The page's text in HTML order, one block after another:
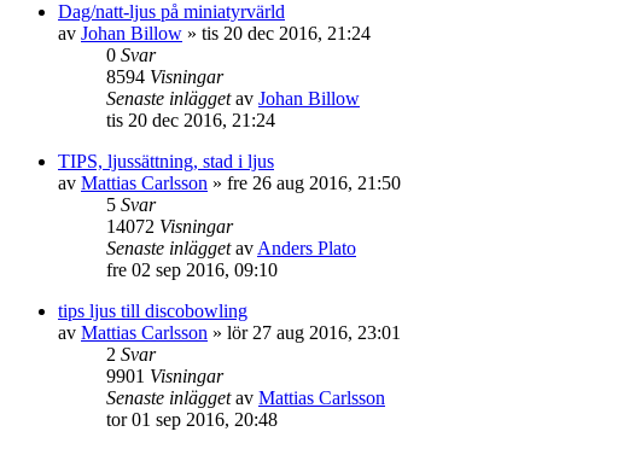
Dag/natt-ljus på miniatyrvärld
av Johan Billow » tis 20 dec 2016, 21:24
0 Svar
8594 Visningar
Senaste inläggetav Johan Billow
tis 20 dec 2016, 21:24
TIPS, ljussättning, stad i ljus
av Mattias Carlsson » fre 26 aug 2016, 21:50
5 Svar
14072 Visningar
Senaste inläggetav Anders Plato
fre 02 sep 2016, 09:10
tips ljus till discobowling
av Mattias Carlsson » lör 27 aug 2016, 23:01
2 Svar
9901 Visningar
Senaste inläggetav Mattias Carlsson
tor 01 sep 2016, 20:48